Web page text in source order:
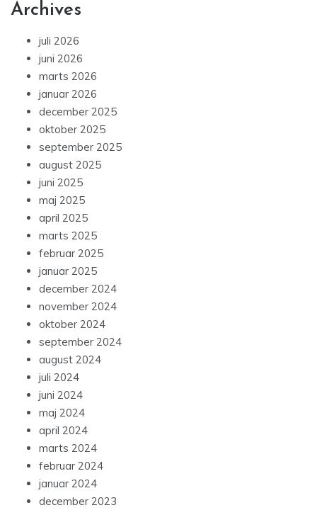
Archives
juli 2026
juni 2026
marts 2026
januar 2026
december 2025
oktober 2025
september 2025
august 2025
juni 2025
maj 2025
april 2025
marts 2025
februar 2025
januar 2025
december 2024
november 2024
oktober 2024
september 2024
august 2024
juli 2024
juni 2024
maj 2024
april 2024
marts 2024
februar 2024
januar 2024
december 2023